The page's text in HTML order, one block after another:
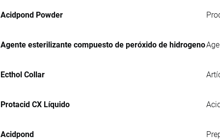
Acidpond Powder
Agente esterilizante compuesto de peróxido de hidrogeno
Ecthol Collar
Protacid CX Líquido
Acidpond